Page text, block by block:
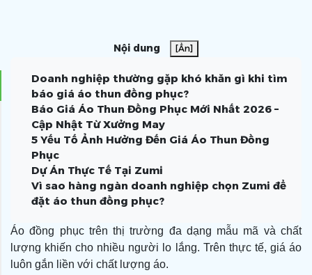
Nội dung [Ẩn]
Doanh nghiệp thường gặp khó khăn gì khi tìm
báo giá áo thun đồng phục?
Báo Giá Áo Thun Đồng Phục Mới Nhất 2026 –
Cập Nhật Từ Xưởng May
5 Yếu Tố Ảnh Hưởng Đến Giá Áo Thun Đồng
Phục
1.Chất liệu vải
1.1. Cotton 100%
1.2. Cotton 65/35
2. Kiểu áo
2.1.Áo cổ tròn
3. Công nghệ in
3.2. In PET
3.3. In chuyển nhiệt
5. Các yêu cầu đặc biệt khác
Dự Án Thực Tế Tại Zumi
Vì sao hàng ngàn doanh nghiệp chọn Zumi để
đặt áo thun đồng phục?
Áo đồng phục trên thị trường đa dạng mẫu mã và chất
lượng khiến cho nhiều người lo lắng. Trên thực tế, giá áo
luôn gắn liền với chất lượng áo.